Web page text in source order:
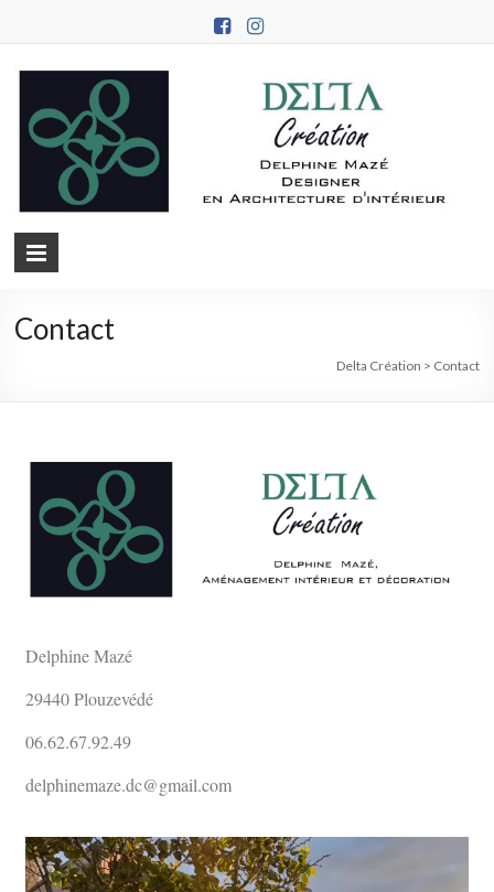
Contact
Delta Création > Contact
Delphine Mazé
29440 Plouzevédé
06.62.67.92.49
delphinemaze.dc@gmail.com